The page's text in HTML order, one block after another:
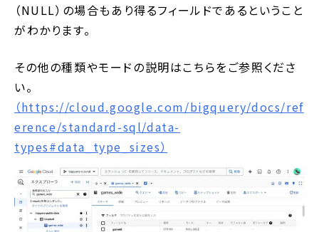
（NULL）の場合もあり得るフィールドであるということ
がわかります。
その他の種類やモードの説明はこちらをご参照くださ
い。
（https://cloud.google.com/bigquery/docs/ref
erence/standard-sql/data-
types#data_type_sizes）